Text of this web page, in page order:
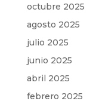
octubre 2025
agosto 2025
julio 2025
junio 2025
abril 2025
febrero 2025